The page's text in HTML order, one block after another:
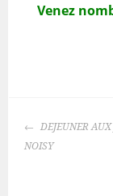
Venez
DES
DEJEUNER
NOISY